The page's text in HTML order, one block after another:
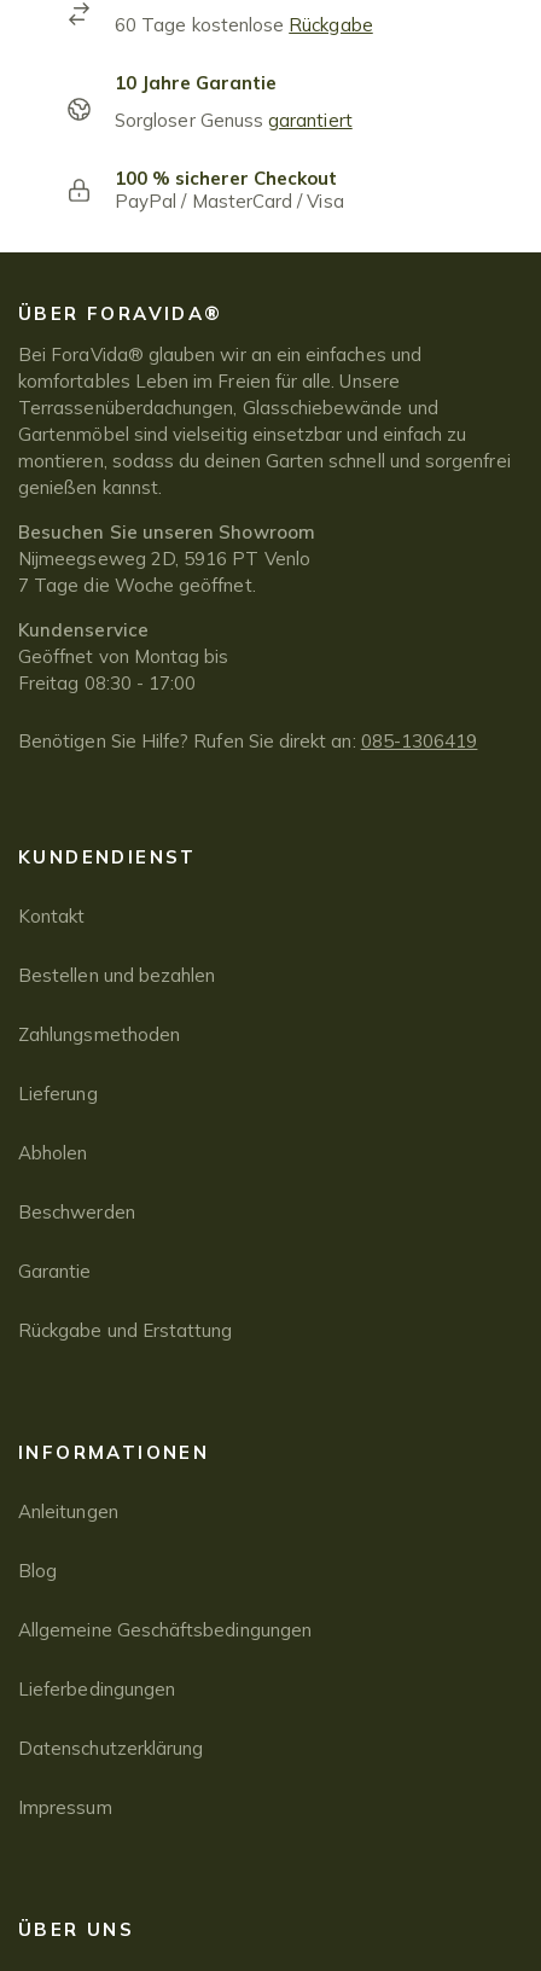
60 Tage kostenlose Rückgabe
10 Jahre Garantie
Sorgloser Genussgarantiert
100 % sicherer Checkout
PayPal / MasterCard / Visa
ÜBER FORAVIDA®
Bei ForaVida® glauben wir an ein einfaches und
komfortables Leben im Freien für alle. Unsere
Terrassenüberdachungen, Glasschiebewände und
Gartenmöbel sind vielseitig einsetzbar und einfach zu
montieren, sodass du deinen Garten schnell und sorgenfrei
genießen kannst.
Besuchen Sie unseren Showroom
Nijmeegseweg 2D, 5916 PT Venlo
7 Tage die Woche geöffnet.
Kundenservice
Geöffnet von Montag bis
Freitag 08:30 - 17:00
Benötigen Sie Hilfe? Rufen Sie direkt an: 085-1306419
KUNDENDIENST
Kontakt
Bestellen und bezahlen
Zahlungsmethoden
Lieferung
Abholen
Beschwerden
Garantie
Rückgabe und Erstattung
INFORMATIONEN
Anleitungen
Blog
Allgemeine Geschäftsbedingungen
Lieferbedingungen
Datenschutzerklärung
Impressum
ÜBER UNS